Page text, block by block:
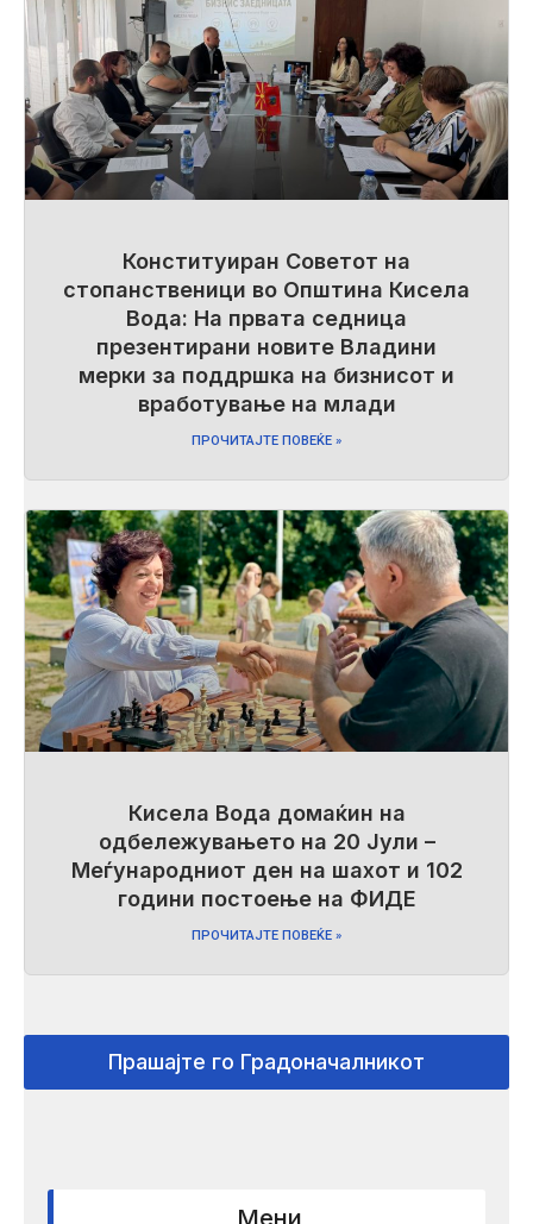
Конституиран Советот на
стопанственици во Општина Кисела
Вода: На првата седница
презентирани новите Владини
мерки за поддршка на бизнисот и
вработување на млади
ПРОЧИТАЈТЕ ПОВЕЌЕ »
Кисела Вода домаќин на
одбележувањето на 20 Јули –
Меѓународниот ден на шахот и 102
години постоење на ФИДЕ
ПРОЧИТАЈТЕ ПОВЕЌЕ »
Прашајте го Градоначалникот
Мени